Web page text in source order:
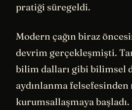
pratiği süregeldi.
Modern çağın biraz
devrim gerçekleşmişti.
bilim dalları gibi bilimsel
aydınlanma felsefesinden
kurumsallaşmaya